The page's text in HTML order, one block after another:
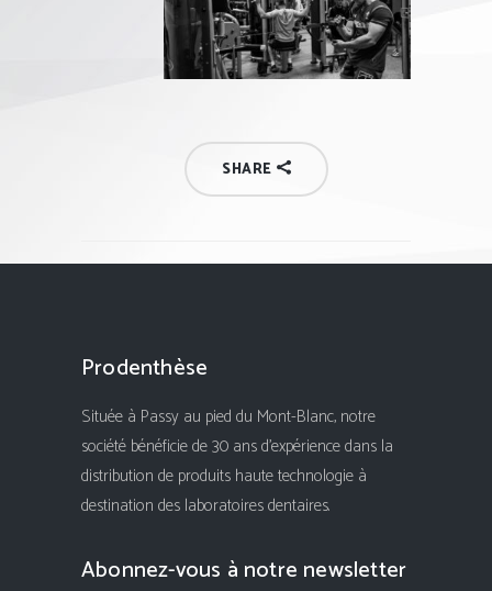
SHARE
Prodenthèse
Située à Passy au pied du Mont-Blanc, notre
société bénéficie de 30 ans d'expérience dans la
distribution de produits haute technologie à
destination des laboratoires dentaires.
Abonnez-vous à notre newsletter